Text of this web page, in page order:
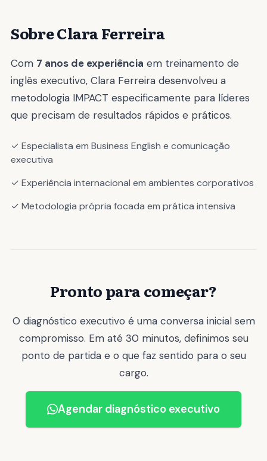
Sobre Clara Ferreira
Com 7 anos de experiência em treinamento de
inglês executivo, Clara Ferreira desenvolveu a
metodologia IMPACT especificamente para líderes
que precisam de resultados rápidos e práticos.
✓ Especialista em Business English e comunicação
executiva
✓ Experiência internacional em ambientes corporativos
✓ Metodologia própria focada em prática intensiva
Pronto para começar?
O diagnóstico executivo é uma conversa inicial sem
compromisso. Em até 30 minutos, definimos seu
ponto de partida e o que faz sentido para o seu
cargo.
Agendar diagnóstico executivo